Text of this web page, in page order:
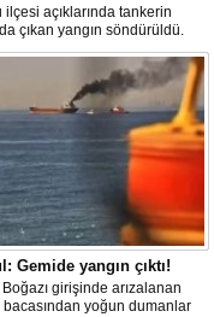
açıklarında tankerin
çıkan yangın söndürüldü.
Şevketiye Demir
Gemide yangın çıktı!
Boğazı girişinde arızalanan
yoğun dumanlar